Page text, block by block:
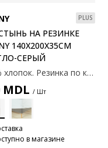
PLUS
НА РЕЗИНКЕ
140X200X35СМ
СЕРЫЙ
100% хлопок. Резинка по краям. С эластичными углами. 140х200х35 см
MDL / Шт
в магазине